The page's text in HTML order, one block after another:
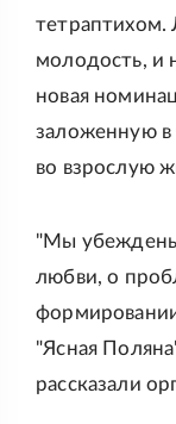
тетраптихом.
молодость, и
новая
заложенную в
во взрослую
"Мы
любви, о
"Ясная
рассказали